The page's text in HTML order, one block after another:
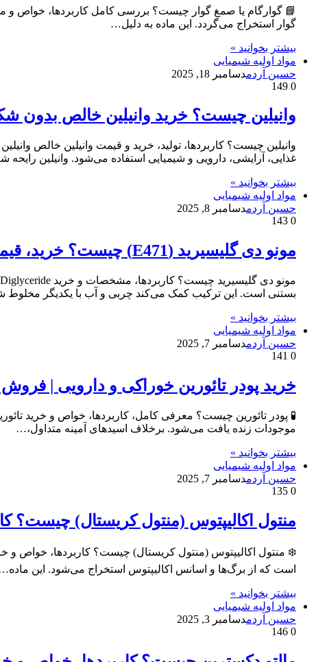
گوار استخراج می‌گردد. این ماده به دلیل…
بیشتر بخوانید »
مواد اولیه شیمیایی
حسین آردمدسامبر 18, 2025
0
وانیلین چیست؟ خرید وانیلین خالص بدون
غذایی، آرایشی، دارویی و شیمیایی استفاده می‌شود. وانیلین
بیشتر بخوانید »
مواد اولیه شیمیایی
حسین آردمدسامبر 8, 2025
0
مونو دی گلیسیرید (E471) چیست؟ خرید، قیمت و کاربرد Mono Diglyceride
بستنی است. این ترکیب کمک می‌کند چربی و آب با یکدیگر
بیشتر بخوانید »
مواد اولیه شیمیایی
حسین آردمدسامبر 7, 2025
0
خرید پودر تائورین خوراکی و دارویی | فروش Taurine با بهترین قیمت
موجودات زنده یافت می‌شود. برخلاف اسیدهای آمینه متداول،…
بیشتر بخوانید »
مواد اولیه شیمیایی
حسین آردمدسامبر 7, 2025
0
منتول اکالیپتوس (منتول کریستال) چیست؟
است که از برگ‌ها و اسانس اکالیپتوس استخراج می‌شود. این
بیشتر بخوانید »
مواد اولیه شیمیایی
حسین آردمدسامبر 3, 2025
0